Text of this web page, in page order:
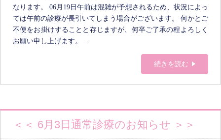
なります。 06月19日午前は混雑が予想されるため、状況によっ
ては午前の診療が長引いてしまう場合がございます。 何かとご
不便をお掛けすることと存じますが、何卒ご了承の程よろしく
お願い申し上げます。 ...
続きを読む
＜＜ 6月3日通常診療のお知らせ ＞＞